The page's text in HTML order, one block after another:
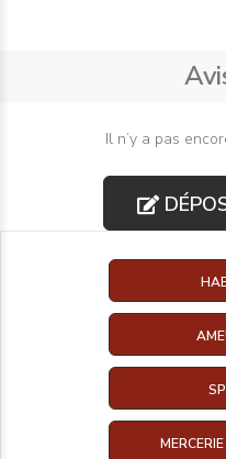
Il n’y a pas